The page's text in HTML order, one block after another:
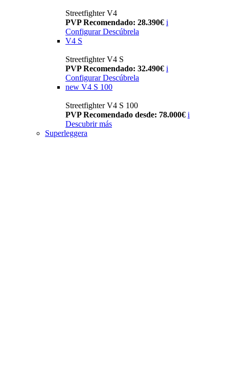
Streetfighter V4
PVP Recomendado: 28.390€ i
Configurar Descúbrela
V4 S
Streetfighter V4 S
PVP Recomendado: 32.490€ i
Configurar Descúbrela
new V4 S 100
Streetfighter V4 S 100
PVP Recomendado desde: 78.000€ i
Descubrir más
Superleggera